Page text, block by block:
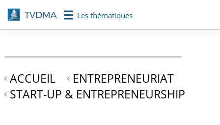
Aller
au
contenu
Les thématiques
ACCUEIL
ENTREPRENEURIAT
START-UP & ENTREPRENEURSHIP